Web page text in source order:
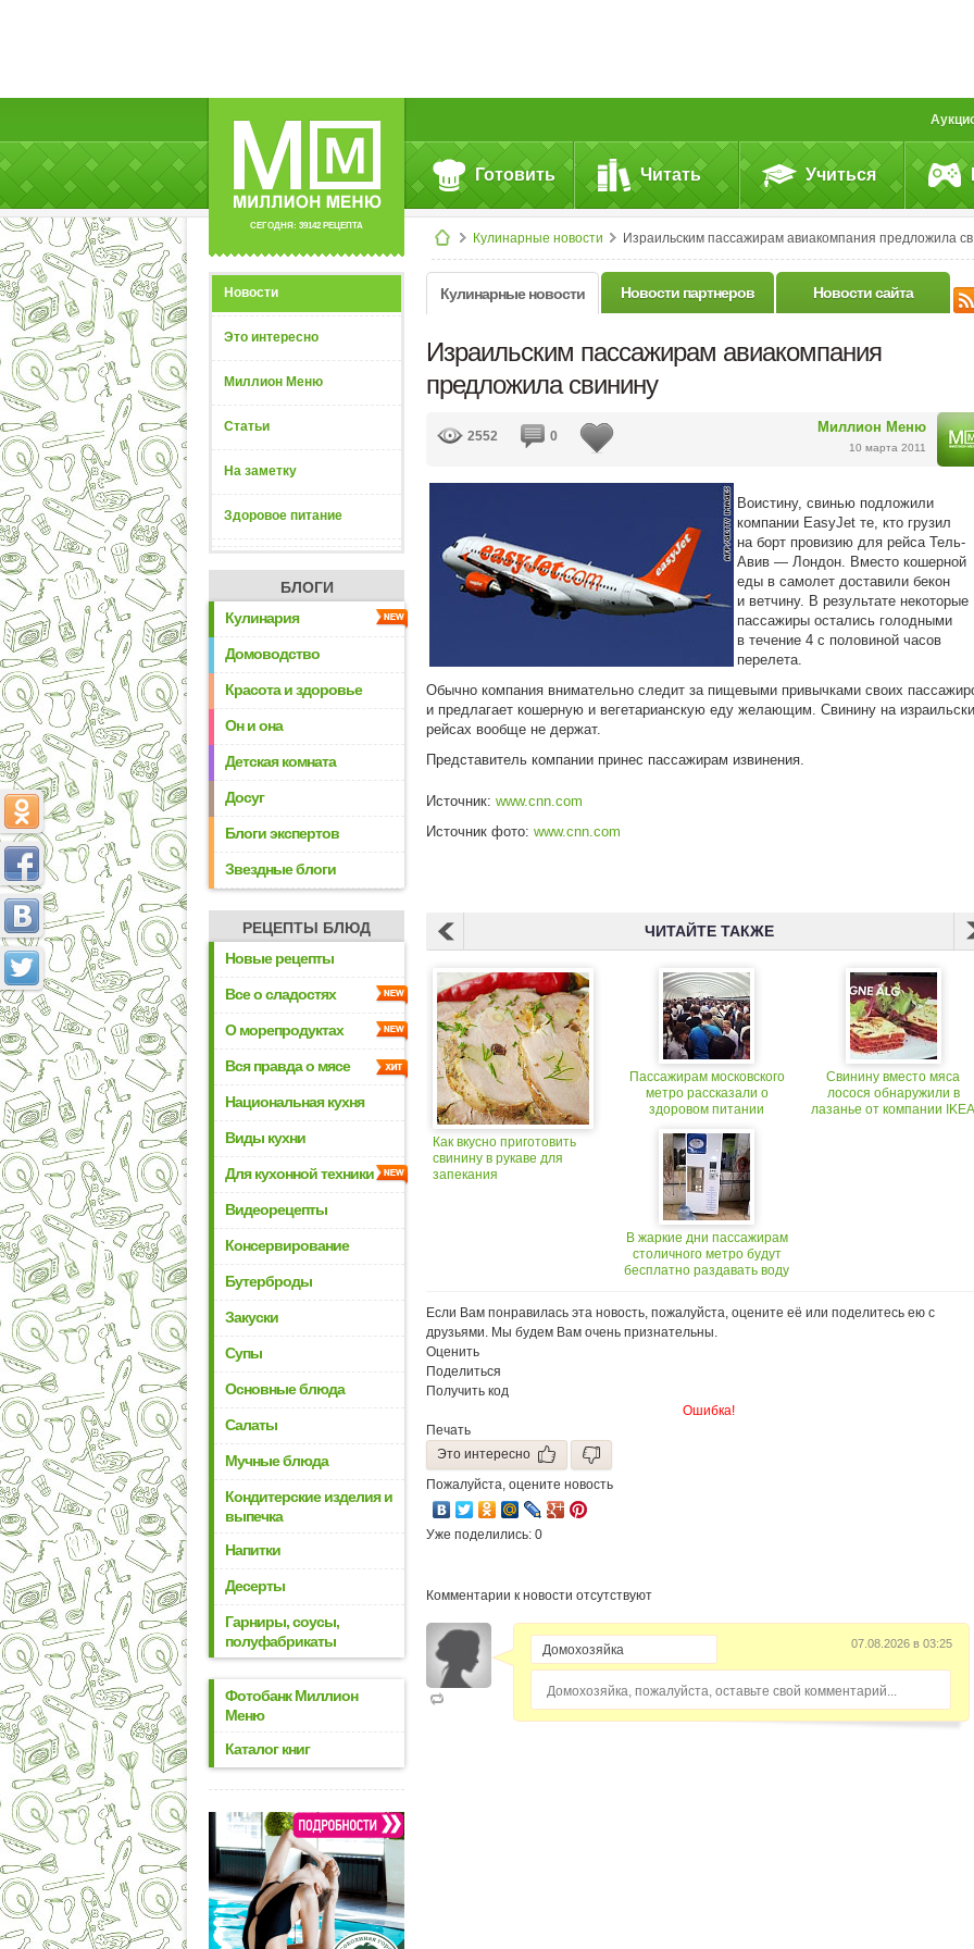
СЕГОДНЯ: 39142 РЕЦЕПТА
Готовить Читать Учиться
Кулинарные новости Израильским пассажирам авиакомпания предложила свинину
Новости
Это интересно
Миллион Меню
Статьи
На заметку
Здоровое питание
БЛОГИ
Кулинария
Домоводство
Красота и здоровье
Он и она
Детская комната
Досуг
Блоги экспертов
Звездные блоги
РЕЦЕПТЫ БЛЮД
Новые рецепты
Все о сладостях
О морепродуктах
Вся правда о мясе
Национальная кухня
Виды кухни
Для кухонной техники
Видеорецепты
Консервирование
Бутерброды
Закуски
Супы
Основные блюда
Салаты
Мучные блюда
Кондитерские изделия и
выпечка
Напитки
Десерты
Гарниры, соусы,
полуфабрикаты
Фотобанк Миллион
Меню
Каталог книг
Кулинарные новости Новости партнеров Новости сайта
Израильским пассажирам авиакомпания
предложила свинину
Миллион Меню
10 марта 2011
2552 0
Воистину, свинью подложили
компании EasyJet те, кто грузил
на борт провизию для рейса Тель-
Авив — Лондон. Вместо кошерной
еды в самолет доставили бекон
и ветчину. В результате некоторые
пассажиры остались голодными
в течение 4 с половиной часов
перелета.
Обычно компания внимательно следит за пищевыми привычками своих
и предлагает кошерную и вегетарианскую еду желающим. Свинину на
рейсах вообще не держат.
Представитель компании принес пассажирам извинения.
Источник: www.cnn.com
Источник фото: www.cnn.com
ЧИТАЙТЕ ТАКЖЕ
Как вкусно приготовить
свинину в рукаве для
запекания
Пассажирам московского
метро рассказали о
здоровом питании
В жаркие дни пассажирам
столичного метро будут
бесплатно раздавать воду
Свинину вместо мяса
лосося обнаружили в
лазанье от компании IKEA
Если Вам понравилась эта новость, пожалуйста, оцените её или поделитесь ею с
друзьями. Мы будем Вам очень признательны.
Оценить
Поделиться
Получить код
Ошибка!
Печать
Это интересно
Пожалуйста, оцените новость
Уже поделились: 0
Комментарии к новости отсутствуют
07.08.2026 в 03:25
Домохозяйка, пожалуйста, оставьте свой комментарий...